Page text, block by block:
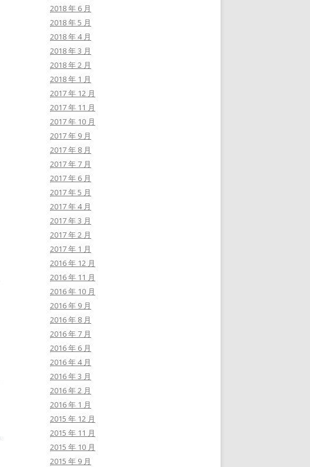
2018 年 6 月
2018 年 5 月
2018 年 4 月
2018 年 3 月
2018 年 2 月
2018 年 1 月
2017 年 12 月
2017 年 11 月
2017 年 10 月
2017 年 9 月
2017 年 8 月
2017 年 7 月
2017 年 6 月
2017 年 5 月
2017 年 4 月
2017 年 3 月
2017 年 2 月
2017 年 1 月
2016 年 12 月
2016 年 11 月
2016 年 10 月
2016 年 9 月
2016 年 8 月
2016 年 7 月
2016 年 6 月
2016 年 4 月
2016 年 3 月
2016 年 2 月
2016 年 1 月
2015 年 12 月
2015 年 11 月
2015 年 10 月
2015 年 9 月